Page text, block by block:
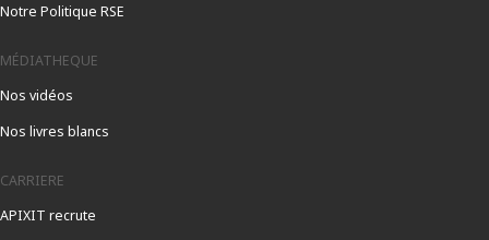
Notre Politique RSE
MÉDIATHEQUE
Nos vidéos
Nos livres blancs
CARRIERE
APIXIT recrute